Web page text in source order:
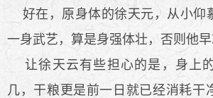
好在，原身体的徐天元，从小仰
一身武艺，算是身强体壮，否则他早
让徐天云有些担心的是，身上
几，干粮更是前一日就已经消耗干